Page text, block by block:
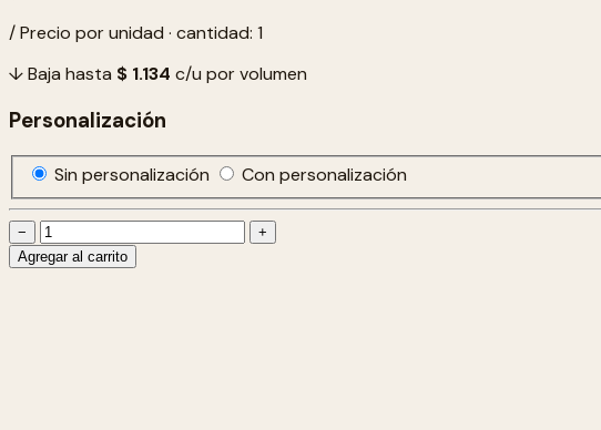
/ Precio por unidad · cantidad: 1
↓ Baja hasta $ 1.134 c/u por volumen
Personalización
Sin personalización Con personalización
−
+
Agregar al carrito